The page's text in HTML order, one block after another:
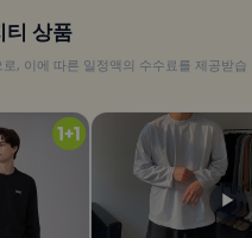
티 상품
, 이에 따른 일정액의 수수료를 제공받습
▶